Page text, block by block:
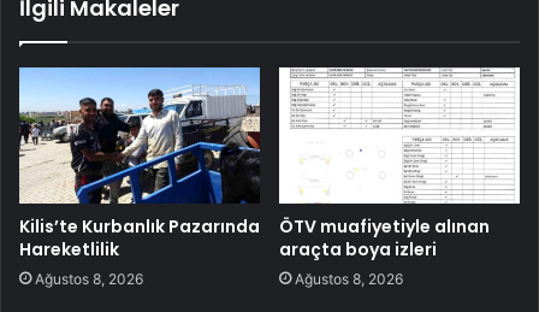
İlgili Makaleler
Kilis’te Kurbanlık Pazarında
Hareketlilik
Ağustos 8, 2026
ÖTV muafiyetiyle alınan
araçta boya izleri
Ağustos 8, 2026